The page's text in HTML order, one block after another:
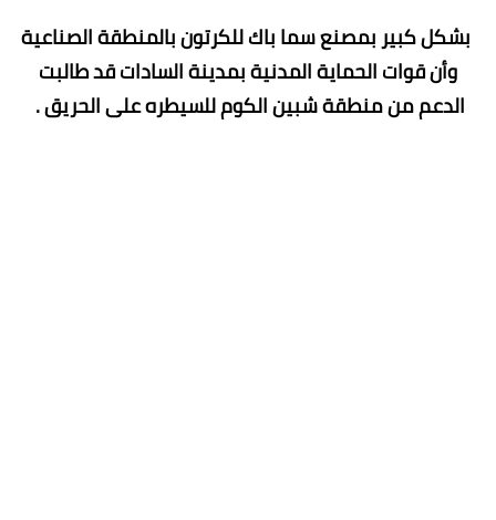
بشكل كبير بمصنع سما باك للكرتون بالمنطقة الصناعية
وأن قوات الحماية المدنية بمدينة السادات قد طالبت
الدعم من منطقة شبين الكوم للسيطره على الحريق .